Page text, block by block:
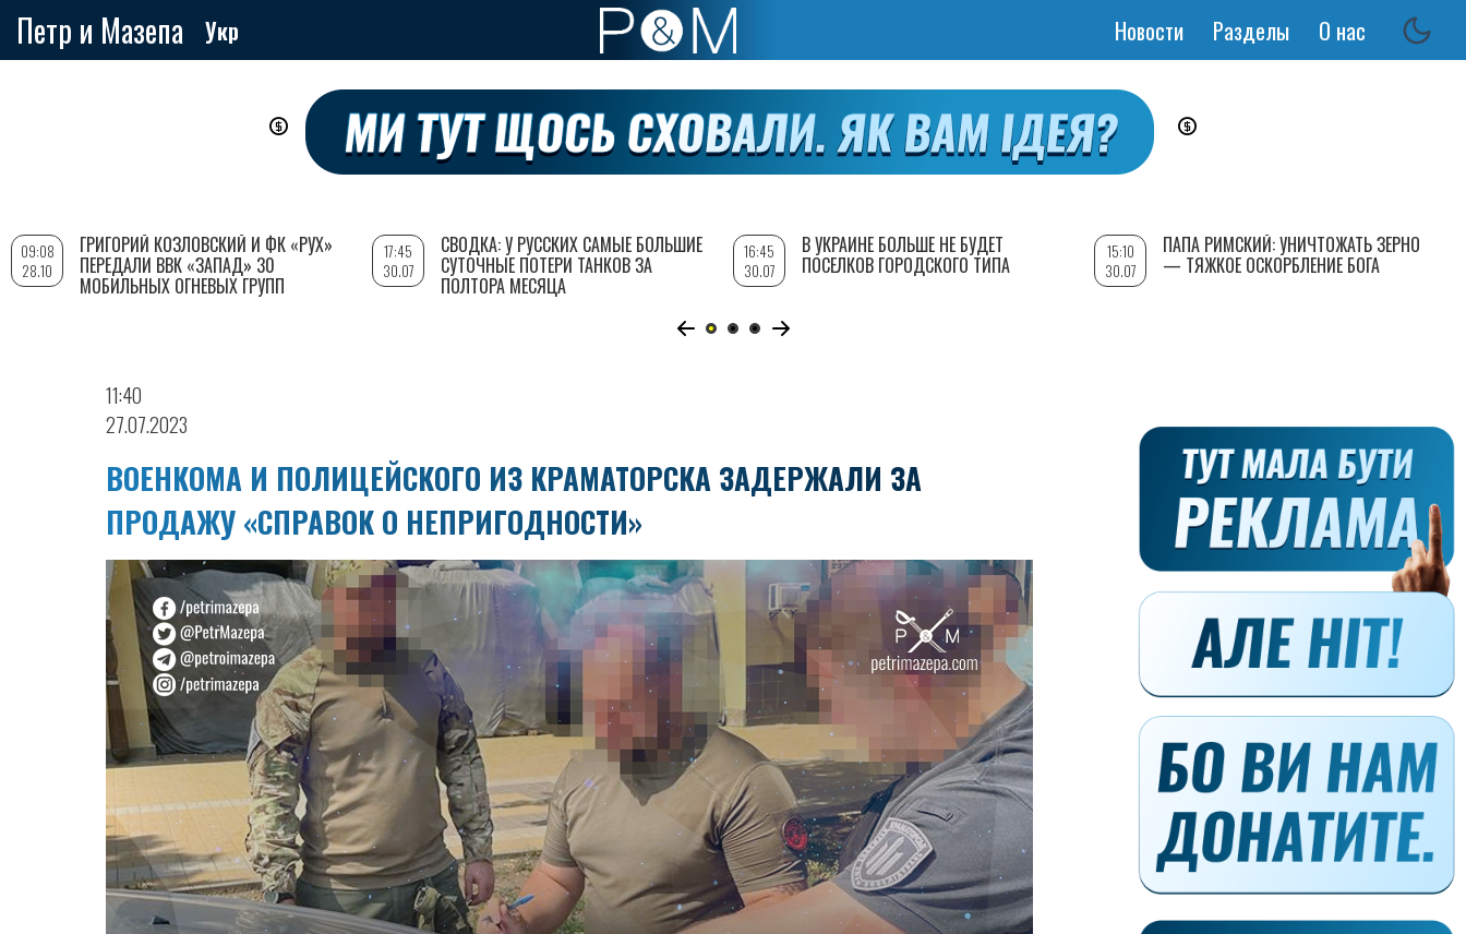
Петр и Мазепа Укр
Основная
Новости Разделы О нас
11:40
27.07.2023
ВОЕНКОМА И ПОЛИЦЕЙСКОГО ИЗ КРАМАТОРСКА ЗАДЕРЖАЛИ ЗА
ПРОДАЖУ «СПРАВОК О НЕПРИГОДНОСТИ»
09:08
28.10
ГРИГОРИЙ КОЗЛОВСКИЙ И ФК «РУХ»
ПЕРЕДАЛИ ВВК «ЗАПАД» 30
МОБИЛЬНЫХ ОГНЕВЫХ ГРУПП
17:45
30.07
СВОДКА: У РУССКИХ САМЫЕ БОЛЬШИЕ
СУТОЧНЫЕ ПОТЕРИ ТАНКОВ ЗА
ПОЛТОРА МЕСЯЦА
16:45
30.07
В УКРАИНЕ БОЛЬШЕ НЕ БУДЕТ
ПОСЕЛКОВ ГОРОДСКОГО ТИПА
15:10
30.07
ПАПА РИМСКИЙ: УНИЧТОЖАТЬ ЗЕРНО
— ТЯЖКОЕ ОСКОРБЛЕНИЕ БОГА